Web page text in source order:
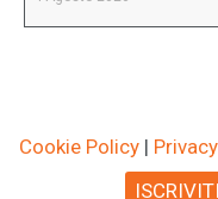
Cookie Policy |